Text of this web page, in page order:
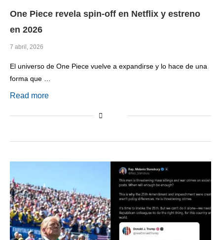
One Piece revela spin-off en Netflix y estreno
en 2026
7 abril, 2026
El universo de One Piece vuelve a expandirse y lo hace de una
forma que …
Read more